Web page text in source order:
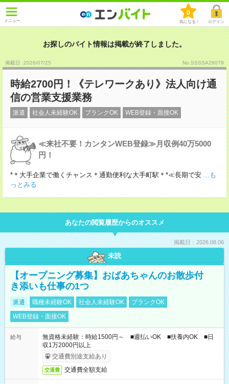
メニュー
0
気になる！ ログイン
お探しのバイト情報は掲載が終了しました。
掲載日 :2026/07/25 No.SSSSA28079
時給2700円！《テレワークあり》法人向け通
信の営業支援業務
派遣 社会人未経験OK ブランクOK WEB登録・面接OK
≪来社不要！カンタンWEB登録≫月収例40万5000
円！
*＊大手企業で働くチャンス＊通勤便利な大手町駅＊*≪長期で安 ...も
っとみる
あなたの閲覧履歴からのオススメ
掲載日：2026.08.06
未読
【オープニング募集】おばあちゃんのお散歩付
き添いも仕事の1つ
派遣 職種未経験OK 社会人未経験OK
ブランクOK
WEB登録・面接OK
給与
無資格未経験：時給1500円～ ■週払いOK ■扶養内OK ■日
収1万2000円以上
交通費別途支給あり
交通費 交通費全額支給